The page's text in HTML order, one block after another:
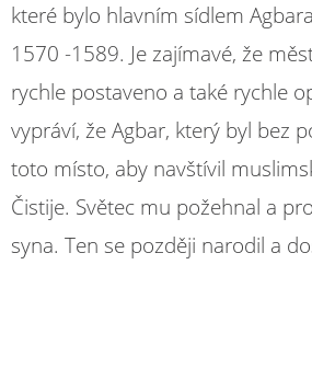
které bylo hlavním sídlem
1570 -1589. Je zajímavé, že
rychle postaveno a také rychle
vypráví, že Agbar, který byl bez
toto místo, aby navštívil
Čistije. Světec mu požehnal a
syna. Ten se později narodil a